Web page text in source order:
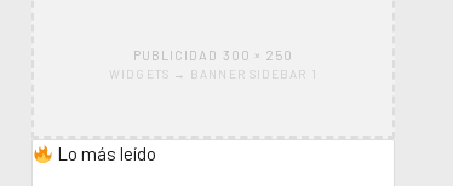
PUBLICIDAD 300 × 250
WIDGETS → BANNER SIDEBAR 1
Lo más leído